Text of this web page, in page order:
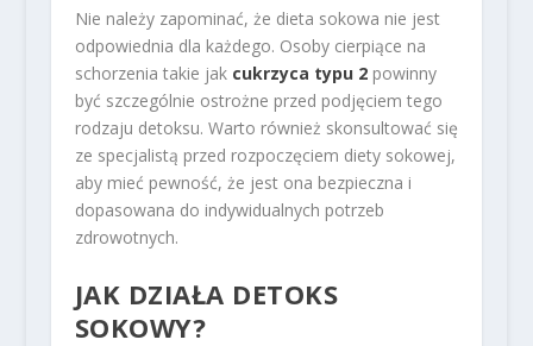
Nie należy zapominać, że dieta sokowa nie jest
odpowiednia dla każdego. Osoby cierpiące na
schorzenia takie jak cukrzyca typu 2powinny
być szczególnie ostrożne przed podjęciem tego
rodzaju detoksu. Warto również skonsultować się
ze specjalistą przed rozpoczęciem diety sokowej,
aby mieć pewność, że jest ona bezpieczna i
dopasowana do indywidualnych potrzeb
zdrowotnych.
JAK DZIAŁA DETOKS
SOKOWY?